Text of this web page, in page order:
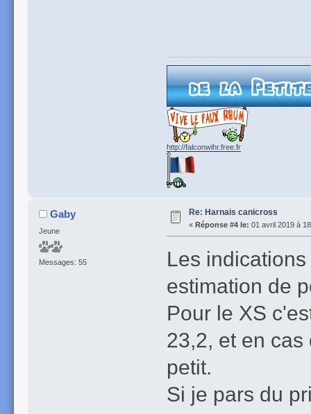
http://falconwihr.free.fr
Gaby
Jeune
Messages: 55
Re: Harnais canicross
« Réponse #4 le: 01 avril 2019 à
Les
estimation de
Pour le XS
23,2, et en
petit.
Si je pars du